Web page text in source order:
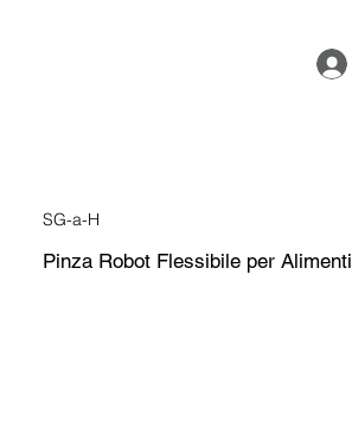
SG-a-H
Pinza Robot Flessibile per Alimenti